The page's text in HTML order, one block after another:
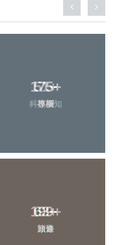
51+
科技新知
63+
頭條